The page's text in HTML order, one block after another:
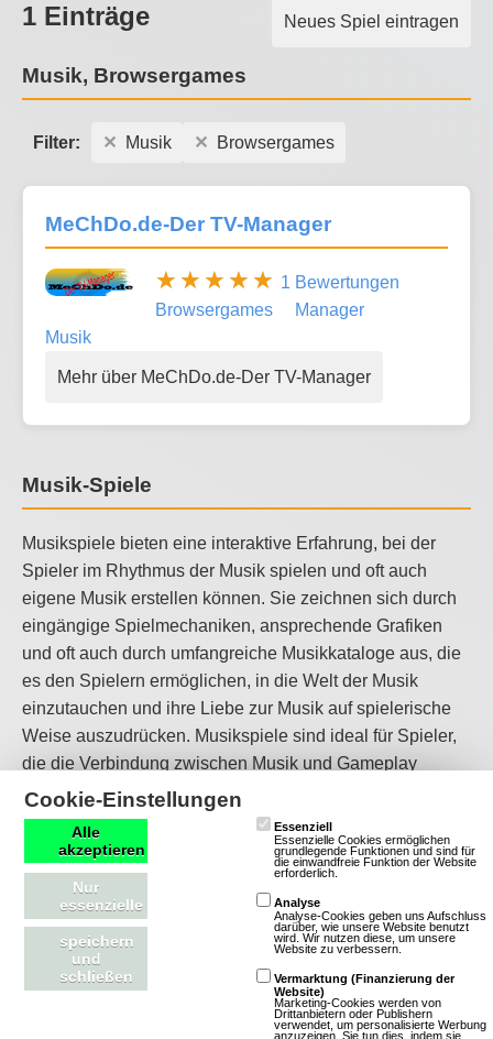
Neues Spiel eintragen
1 Einträge
Musik, Browsergames
Filter: Musik Browsergames
MeChDo.de-Der TV-Manager
1 Bewertungen
Browsergames
Manager
Musik
Mehr über MeChDo.de-Der TV-Manager
Musik-Spiele
Musikspiele bieten eine interaktive Erfahrung, bei der
Spieler im Rhythmus der Musik spielen und oft auch
eigene Musik erstellen können. Sie zeichnen sich durch
eingängige Spielmechaniken, ansprechende Grafiken
und oft auch durch umfangreiche Musikkataloge aus, die
es den Spielern ermöglichen, in die Welt der Musik
einzutauchen und ihre Liebe zur Musik auf spielerische
Weise auszudrücken. Musikspiele sind ideal für Spieler,
die die Verbindung zwischen Musik und Gameplay
genießen möchten.
Browsergames
Browsergames sind Spiele, die ohne Installation direkt im
Webbrowser spielbar sind. Sie bieten durch
Technologien wie HTML5 schnellen Zugriff auf
unterschiedlichste Genres – von komplexer Strategie bis
hin zu schnellen Action-Titeln. Meist sind sie Free-to-Play,
Cookie-Einstellungen
Alle
akzeptieren
Nur
essenzielle
speichern
und
schließen
Essenziell
Essenzielle Cookies ermöglichen
grundlegende Funktionen und sind für
die einwandfreie Funktion der Website
erforderlich.
Analyse
Analyse-Cookies geben uns Aufschluss
darüber, wie unsere Website benutzt
wird. Wir nutzen diese, um unsere
Website zu verbessern.
Vermarktung (Finanzierung der
Website)
Marketing-Cookies werden von
Drittanbietern oder Publishern
verwendet, um personalisierte Werbung
anzuzeigen. Sie tun dies, indem sie